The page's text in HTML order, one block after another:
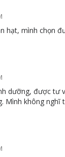
hạt, mình chọn
dưỡng, được tư
Mình không nghĩ